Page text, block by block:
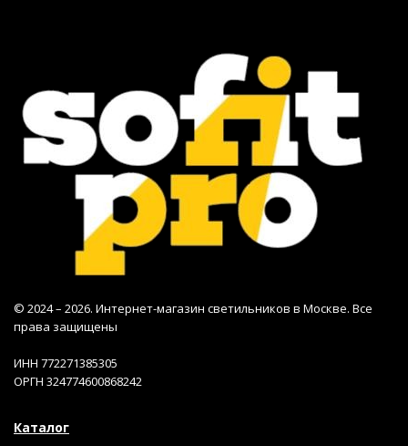
© 2024 – 2026. Интернет-магазин светильников в Москве. Все
права защищены
ИНН 772271385305
ОРГН 324774600868242
Каталог